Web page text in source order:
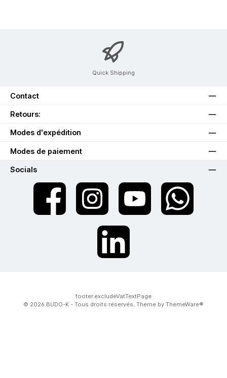
Quick Shipping
Contact
Retours:
Modes d'expédition
Modes de paiement
Socials
twt.widget.communities.facebook.name
twt.widget.communities.instagram.name
twt.widget.communities.linkedin.name
footer.excludeVatTextPage
© 2026 BUDO-K - Tous droits réservés. Theme by ThemeWare®